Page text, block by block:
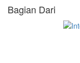
Bagian Dari